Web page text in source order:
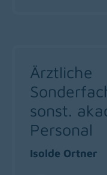
Ärztliche
sonst.
Personal
Isolde Ortner